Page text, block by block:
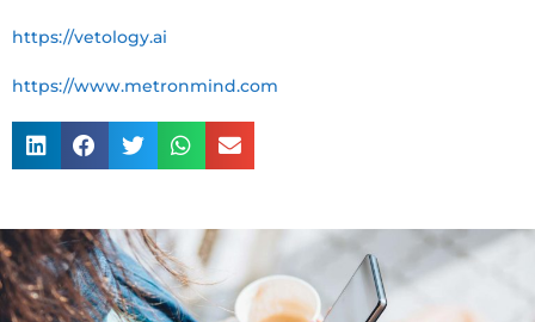
https://vetology.ai
https://www.metronmind.com